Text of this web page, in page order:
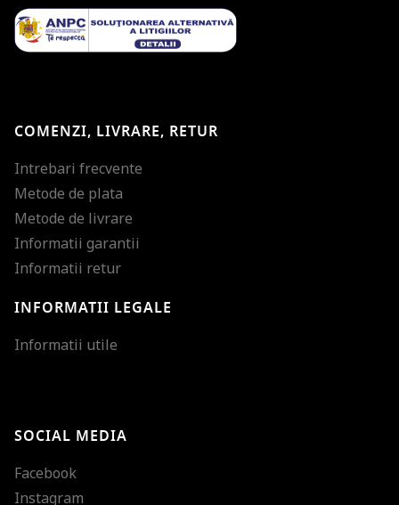
COMENZI, LIVRARE, RETUR
Intrebari frecvente
Metode de plata
Metode de livrare
Informatii garantii
Informatii retur
INFORMATII LEGALE
Informatii utile
SOCIAL MEDIA
Facebook
Instagram